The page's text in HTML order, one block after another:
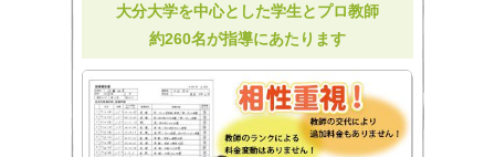
大分大学を中心とした学生とプロ教師
約260名が指導にあたります